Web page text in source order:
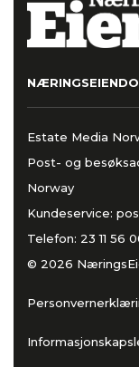
Estate Media
Post- og
Norway
Kundeservice:
Telefon: 23 11 56
© 2026